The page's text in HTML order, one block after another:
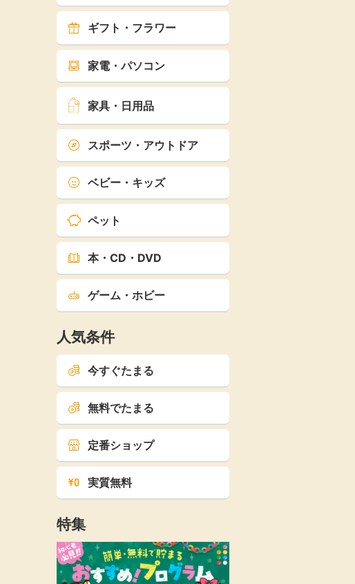
ギフト・フラワー
家電・パソコン
家具・日用品
スポーツ・アウトドア
ベビー・キッズ
ペット
本・CD・DVD
ゲーム・ホビー
人気条件
今すぐたまる
無料でたまる
定番ショップ
実質無料
特集